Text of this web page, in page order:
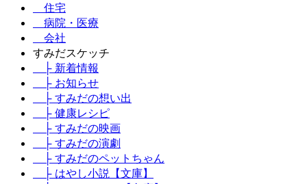
住宅
病院・医療
会社
すみだスケッチ
├ 新着情報
├ お知らせ
├ すみだの想い出
├ 健康レシピ
├ すみだの映画
├ すみだの演劇
├ すみだのペットちゃん
├ はやし小説【文庫】